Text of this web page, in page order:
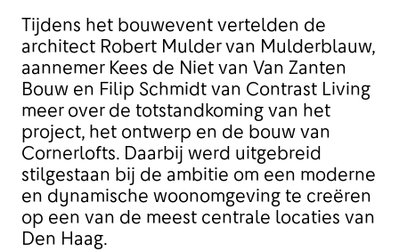
Tijdens het bouwevent vertelden de
architect Robert Mulder van Mulderblauw,
aannemer Kees de Niet van Van Zanten
Bouw en Filip Schmidt van Contrast Living
meer over de totstandkoming van het
project, het ontwerp en de bouw van
Cornerlofts. Daarbij werd uitgebreid
stilgestaan bij de ambitie om een moderne
en dynamische woonomgeving te creëren
op een van de meest centrale locaties van
Den Haag.